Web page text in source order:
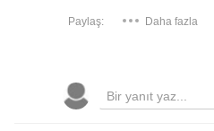
Paylaş: Daha fazla